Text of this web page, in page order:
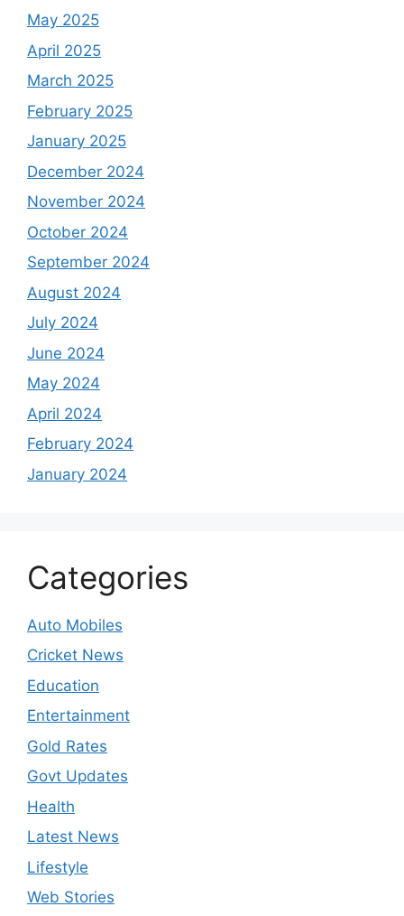
May 2025
April 2025
March 2025
February 2025
January 2025
December 2024
November 2024
October 2024
September 2024
August 2024
July 2024
June 2024
May 2024
April 2024
February 2024
January 2024
Categories
Auto Mobiles
Cricket News
Education
Entertainment
Gold Rates
Govt Updates
Health
Latest News
Lifestyle
Web Stories